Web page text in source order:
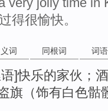
得很愉快。
词 同根词 词
语]快乐的家伙；
旗（饰有白色骷